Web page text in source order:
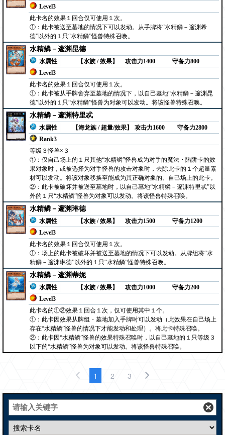
Level3
此卡名的效果１回合仅可使用１次。
①：此卡被送至墓地的情况下可以发动。从手牌将“水精鳞－邃渊希
德”以外的１只“水精鳞”怪兽特殊召唤。
水精鳞－邃渊昆德
水属性
【水族 / 效果】
Level3
攻击力1400 守备力800
此卡名的效果１回合仅可使用１次。
①：此卡被从手牌舍弃至墓地的情况下，以自己墓地“水精鳞－邃渊昆
德”以外的１只“水精鳞”怪兽为对象可以发动。将该怪兽特殊召唤。
水精鳞－邃渊特里忒
水属性
【海龙族 / 超量/效果】
Rank3
攻击力1600 守备力2800
等级３怪兽×３
①：仅自己场上的１只其他“水精鳞”怪兽成为对手的魔法・陷阱卡的效
果对象时，或被选择为对手怪兽的攻击对象时，去除此卡的１个超量素
材可以发动。将该对象移换至能成为其正确对象的、自己场上的此卡。
②：此卡被破坏并被送至墓地时，以自己墓地“水精鳞－邃渊特里忒”以
外的１只“水精鳞”怪兽为对象可以发动。将该怪兽特殊召唤。
水精鳞－邃渊琳德
水属性
【水族 / 效果】
Level3
攻击力1500 守备力1200
此卡名的效果１回合仅可使用１次。
①：场上的此卡被破坏并被送至墓地的情况下可以发动。从牌组将“水
精鳞－邃渊琳德”以外的１只“水精鳞”怪兽特殊召唤。
水精鳞－邃渊蒂妮
水属性
【水族 / 效果】
Level3
攻击力1000 守备力200
此卡名的①②效果１回合１次，仅可使用其中１个。
①：此卡因效果从牌组・墓地加入手牌时可以发动（此效果在自己场上
存在“水精鳞”怪兽的情况下才能发动和处理）。将此卡特殊召唤。
②：此卡因“水精鳞”怪兽的效果特殊召唤时，以自己墓地的１只等级３
以下的“水精鳞”怪兽为对象可以发动。将该怪兽特殊召唤。
1 2 3